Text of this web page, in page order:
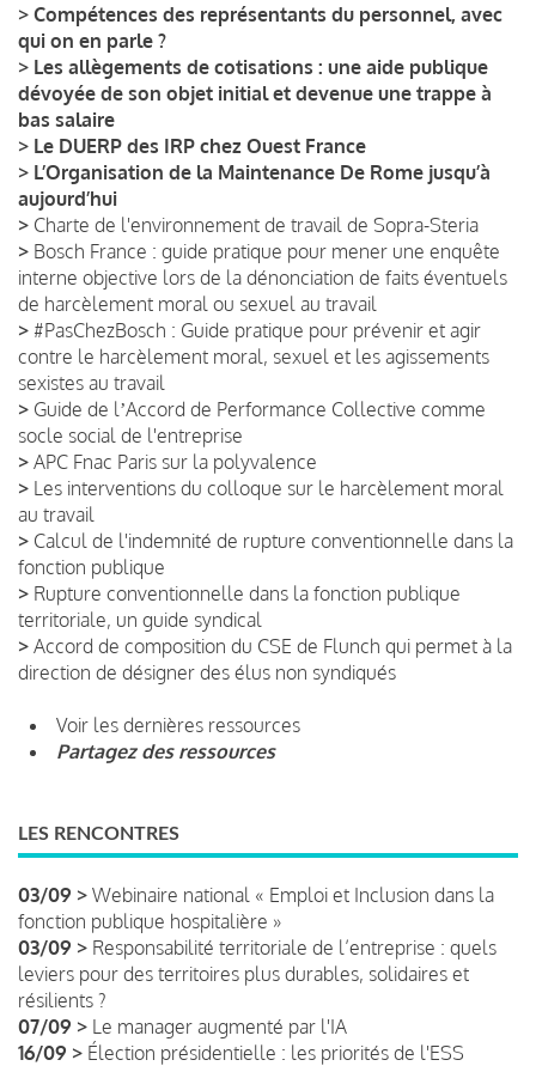
> Compétences des représentants du personnel, avec
qui on en parle ?
> Les allègements de cotisations : une aide publique
dévoyée de son objet initial et devenue une trappe à
bas salaire
> Le DUERP des IRP chez Ouest France
> L’Organisation de la Maintenance De Rome jusqu’à
aujourd’hui
> Charte de l'environnement de travail de Sopra-Steria
> Bosch France : guide pratique pour mener une enquête
interne objective lors de la dénonciation de faits éventuels
de harcèlement moral ou sexuel au travail
> #PasChezBosch : Guide pratique pour prévenir et agir
contre le harcèlement moral, sexuel et les agissements
sexistes au travail
> Guide de lʼAccord de Performance Collective comme
socle social de l'entreprise
> APC Fnac Paris sur la polyvalence
> Les interventions du colloque sur le harcèlement moral
au travail
> Calcul de l'indemnité de rupture conventionnelle dans la
fonction publique
> Rupture conventionnelle dans la fonction publique
territoriale, un guide syndical
> Accord de composition du CSE de Flunch qui permet à la
direction de désigner des élus non syndiqués
Voir les dernières ressources
Partagez des ressources
LES RENCONTRES
03/09 > Webinaire national « Emploi et Inclusion dans la
fonction publique hospitalière »
03/09 > Responsabilité territoriale de l’entreprise : quels
leviers pour des territoires plus durables, solidaires et
résilients ?
07/09 > Le manager augmenté par l'IA
16/09 > Élection présidentielle : les priorités de l'ESS